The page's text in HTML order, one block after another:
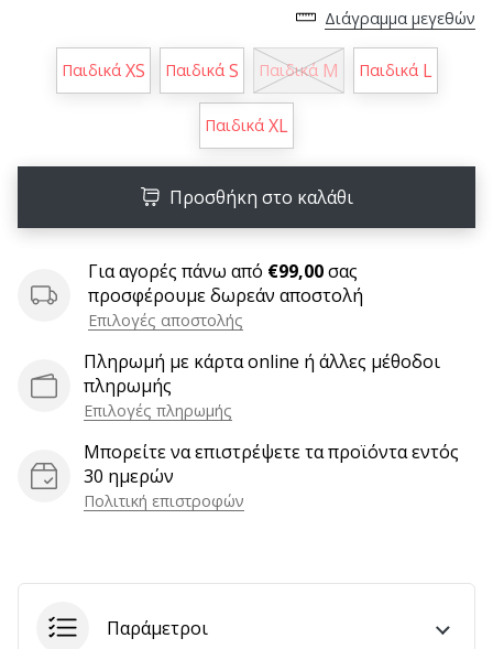
25. 11. 2024
πρεσβευτής
μάρκας
Είσαι
χάντμπολ
όπως
πρεσβευτής/
πρέσβειρα
Διάγραμμα μεγεθών
Παιδικά XS Παιδικά S Παιδικά M Παιδικά L
Παιδικά XL
Προσθήκη στο καλάθι
Για αγορές πάνω από €99,00σας
προσφέρουμε δωρεάν αποστολή
Επιλογές αποστολής
Πληρωμή με κάρτα online ή άλλες μέθοδοι
πληρωμής
Επιλογές πληρωμής
Μπορείτε να επιστρέψετε τα προϊόντα εντός
30 ημερών
Πολιτική επιστροφών
Παράμετροι